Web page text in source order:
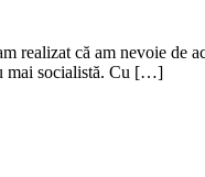
că am nevoie de
mai socialistă. Cu […]